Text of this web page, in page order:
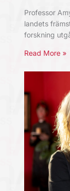
Professor
landets
forskning
Read More »